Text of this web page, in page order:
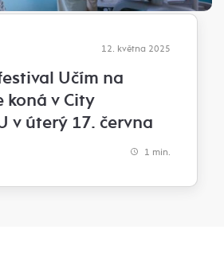
12. května 2025
Učím na
koná v City
v úterý 17. června
1 min.